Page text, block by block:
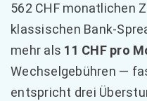
562 CHF monatlichen
klassischen Bank-
mehr als 11 CHF pro
Wechselgebühren —
entspricht drei